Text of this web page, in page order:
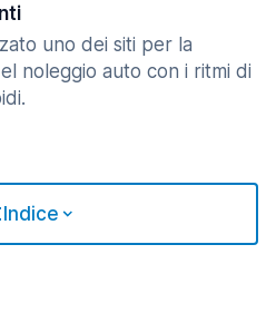
uno dei siti per la
noleggio auto con i ritmi di
Indice